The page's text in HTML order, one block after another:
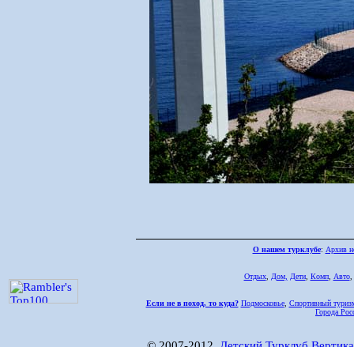
О нашем турклубе: Архив
Отдых, Дом, Дети, Комп, Авто,
Если не в поход, то куда? Подмосковье, Спортивный
Города